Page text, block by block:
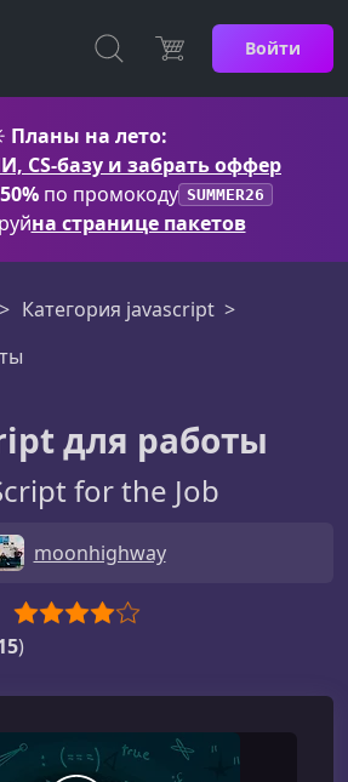
Войти
Планы на лето:
CS-базу и забрать оффер
по промокоду SUMMER26
на странице пакетов
Категория javascript
для работы
for the Job
moonhighway
)